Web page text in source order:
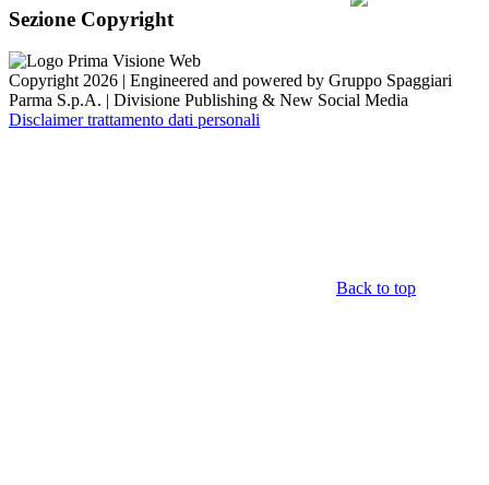
Sezione Copyright
Copyright 2026 | Engineered and powered by Gruppo Spaggiari
Parma S.p.A. | Divisione Publishing & New Social Media
Disclaimer trattamento dati personali
Back to top